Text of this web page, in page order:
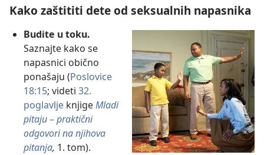
Kako zaštititi dete od seksualnih napasnika
Budite u toku.
Saznajte kako se
napasnici obično
ponašaju (Poslovice
18:15; videti 32.
poglavlje knjigeMladi
pitaju – praktični
odgovori na njihova
pitanja, 1. tom).